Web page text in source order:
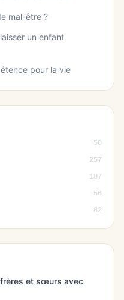
mal-être ?
un enfant
pour la vie
50
257
187
56
82
frères et sœurs avec